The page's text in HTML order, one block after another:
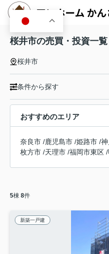
桜井市の売買・投資一覧
桜井市
条件から探す
おすすめのエリア
奈良市 /鹿児島市 /姫路市 /
枚方市 /天理市 /福岡市東区 /
5棟 8件
新築一戸建